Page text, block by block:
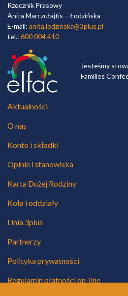
Rzecznik Prasowy
Anita Marczułajtis – Łodzińska
E-mail: anita.lodzinska@3plus.pl
tel.: 600 004 410
Jesteśmy
Families
Aktualności
O nas
Konto i składki
Opinie i stanowiska
Karta Dużej Rodziny
Koła i oddziały
Linia 3plus
Partnerzy
Polityka prywatności
Regulamin płatności on-line